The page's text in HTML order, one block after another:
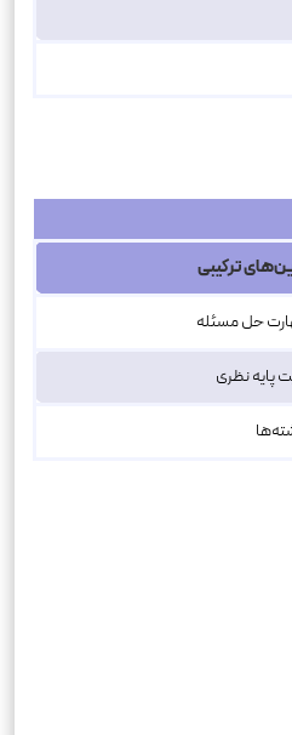
ترکیبی
حل مسئله
پایه نظری